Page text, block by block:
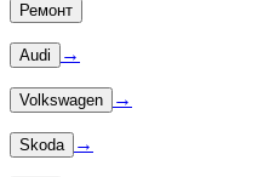
Ремонт
Audi →
Volkswagen →
Skoda →